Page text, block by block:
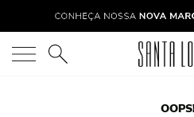
O que você está procurando?